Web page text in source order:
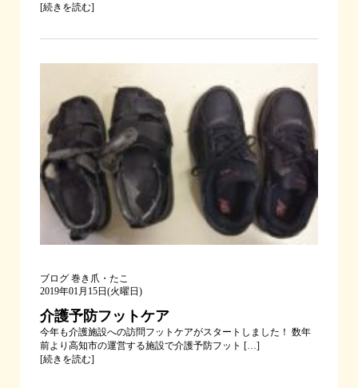
[続きを読む]
ブログ 巻き爪・たこ
2019年01月15日(火曜日)
介護予防フットケア
今年も介護施設への訪問フットケアがスタートしました！ 数年
前より高知市の運営する施設で介護予防フット […]
[続きを読む]